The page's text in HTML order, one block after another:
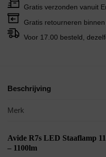
Gratis verzonden vanuit
Gratis retourneren
Voor 17.00 besteld,
Beschrijving
Merk
Avide R7s LED Staaflamp
– 1100lm